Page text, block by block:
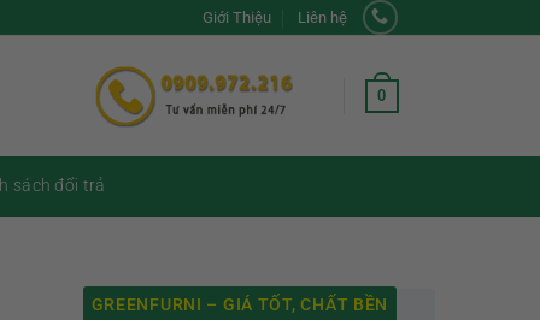
Giới Thiệu Liên hệ
0
sách đổi trả
GREENFURNI – GIÁ TỐT, CHẤT BỀN